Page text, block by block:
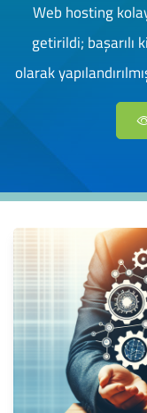
Web hosting
getirildi; başarılı
olarak